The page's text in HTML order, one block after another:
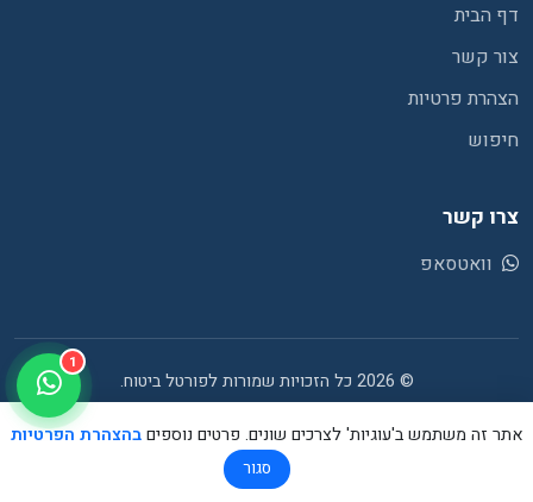
דף הבית
צור קשר
הצהרת פרטיות
חיפוש
צרו קשר
וואטסאפ
© 2026 כל הזכויות שמורות לפורטל ביטוח.
קבלו הצעת מחיר
1
אתר זה משתמש ב'עוגיות' לצרכים שונים. פרטים נוספיםבהצהרת הפרטיות
סגור